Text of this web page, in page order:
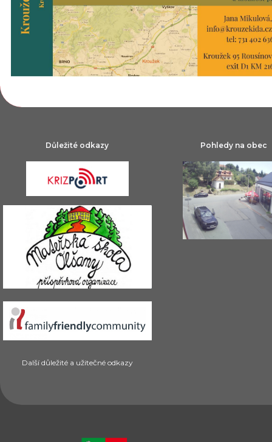
Důležité odkazy
Další důležité a užitečné odkazy
Pohledy na obec